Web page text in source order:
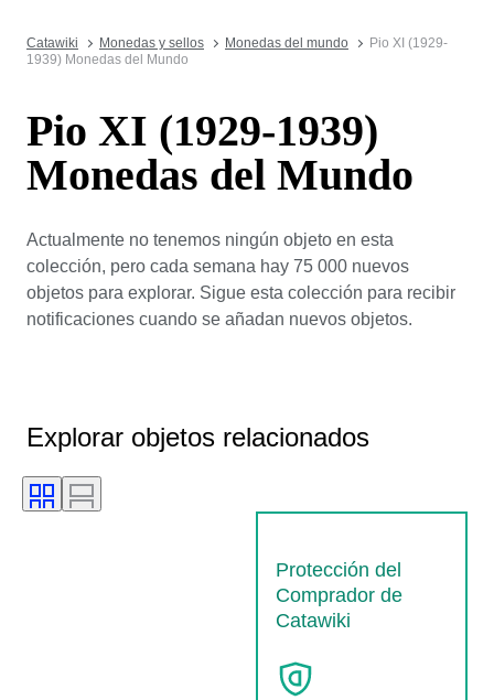
Catawiki Monedas y sellos Monedas del mundo
Pio XI (1929-
1939) Monedas del Mundo
Pio XI (1929-1939)
Monedas del Mundo
Actualmente no tenemos ningún objeto en esta
colección, pero cada semana hay 75 000 nuevos
objetos para explorar. Sigue esta colección para recibir
notificaciones cuando se añadan nuevos objetos.
Explorar objetos relacionados
Protección del
Comprador de
Catawiki